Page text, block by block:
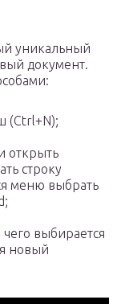
уникальный
документ.
(Ctrl+N);
открыть
строку
меню выбрать
выбирается
новый